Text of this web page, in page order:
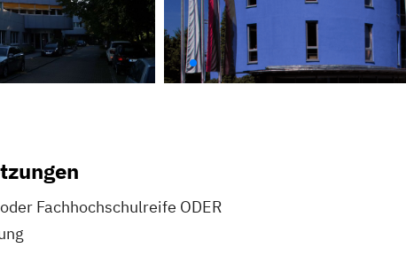
Fachhochschulreife ODER